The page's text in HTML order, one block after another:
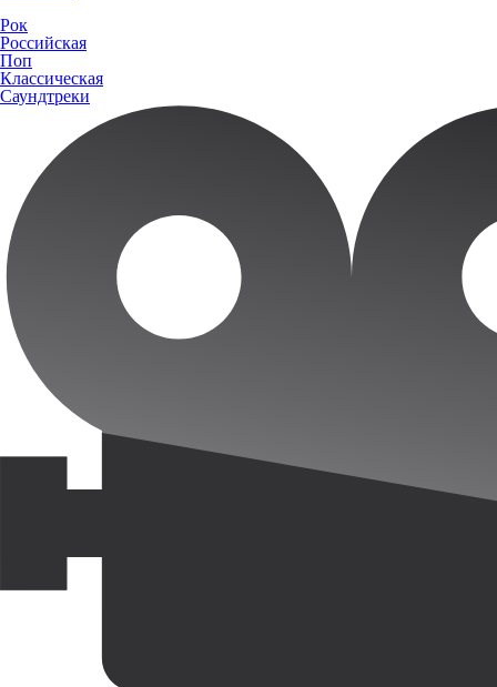
Рок
Российская
Поп
Классическая
Саундтреки